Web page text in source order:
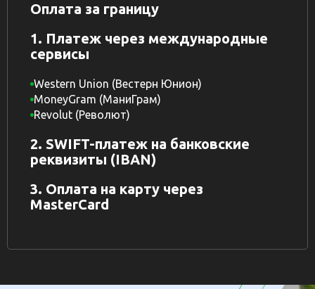
Оплата за границу
1. Платеж через международные
сервисы
Western Union (Вестерн Юнион)
MoneyGram (МаниГрам)
Revolut (Револют)
2. SWIFT-платеж на банковские
реквизиты (IBAN)
3. Оплата на карту через
MasterCard